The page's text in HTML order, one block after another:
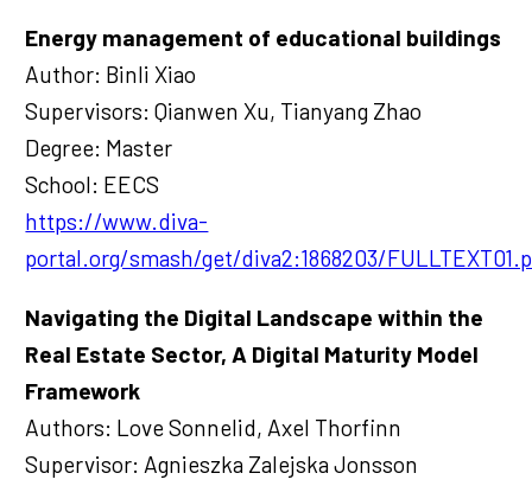
Energy management of educational buildings
Author: Binli Xiao
Supervisors: Qianwen Xu, Tianyang Zhao
Degree: Master
School: EECS
https://www.diva-
portal.org/smash/get/diva2:1868203/
Navigating the Digital Landscape within the
Real Estate Sector, A Digital Maturity Model
Framework
Authors: Love Sonnelid, Axel Thorfinn
Supervisor: Agnieszka Zalejska Jonsson